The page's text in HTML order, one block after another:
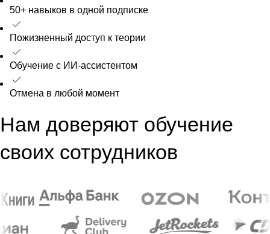
50+ навыков в одной подписке
Пожизненный доступ к теории
Обучение с ИИ-ассистентом
Отмена в любой момент
Нам доверяют обучение
своих сотрудников